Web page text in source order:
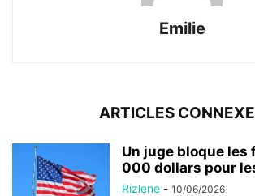
Emilie
ARTICLES
Un juge bloque les
000 dollars pour
Rizlene - 10/06/2026